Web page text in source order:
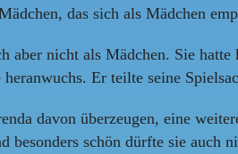
das sich als Mädchen
aber nicht als Mädchen. Sie
Er teilte seine
davon überzeugen, eine
besonders schön dürfte sie